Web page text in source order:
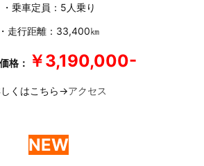
・乗車定員：5人乗り
・走行距離：33,400㎞
格： ￥3,190,000-
くはこちら→アクセス
NEW